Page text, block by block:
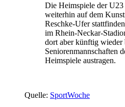
Die Heimspiele der U23
weiterhin auf dem
Reschke-Ufer
im Rhein-Neckar-
dort aber künftig wieder
Seniorenmannschaften
Heimspiele austragen.
Quelle: SportWoche